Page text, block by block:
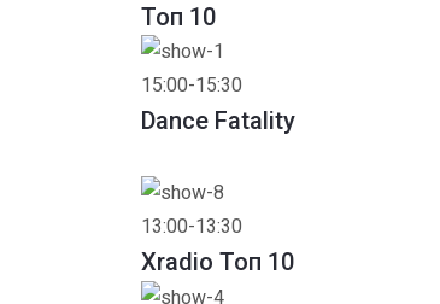
Toп 10
15:00-15:30
Dance Fatality
13:00-13:30
Xradio Топ 10